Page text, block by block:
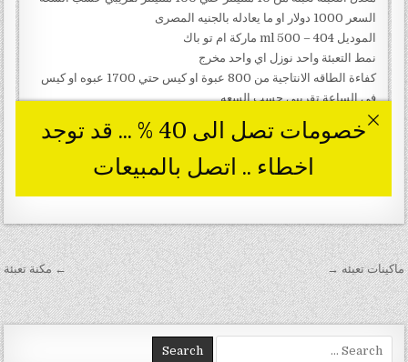
تصفّح المقالات ← مكنة تعبئة ماكينات تعبئه →
Search for: